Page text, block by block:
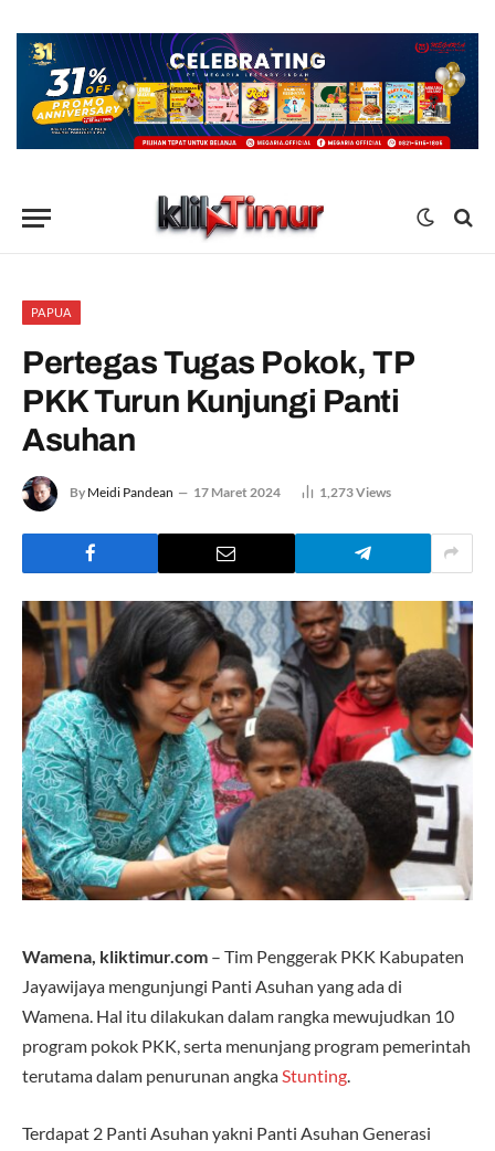
PAPUA
Pertegas Tugas Pokok, TP
PKK Turun Kunjungi Panti
Asuhan
By Meidi Pandean 17 Maret 2024 1,273Views
Wamena, kliktimur.com – Tim Penggerak PKK Kabupaten
Jayawijaya mengunjungi Panti Asuhan yang ada di
Wamena. Hal itu dilakukan dalam rangka mewujudkan 10
program pokok PKK, serta menunjang program pemerintah
terutama dalam penurunan angkaStunting.
Terdapat 2 Panti Asuhan yakni Panti Asuhan Generasi